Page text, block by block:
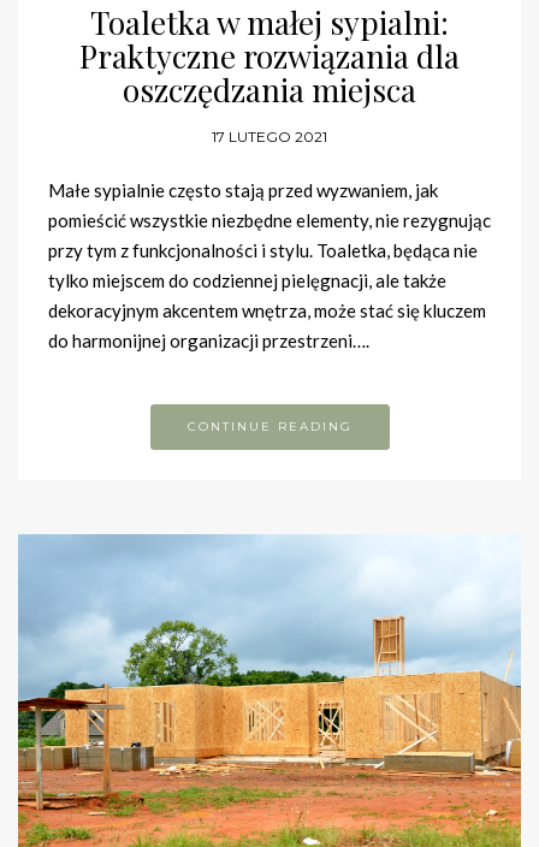
Toaletka w małej sypialni:
Praktyczne rozwiązania dla
oszczędzania miejsca
17 LUTEGO 2021
Małe sypialnie często stają przed wyzwaniem, jak
pomieścić wszystkie niezbędne elementy, nie rezygnując
przy tym z funkcjonalności i stylu. Toaletka, będąca nie
tylko miejscem do codziennej pielęgnacji, ale także
dekoracyjnym akcentem wnętrza, może stać się kluczem
do harmonijnej organizacji przestrzeni….
CONTINUE READING